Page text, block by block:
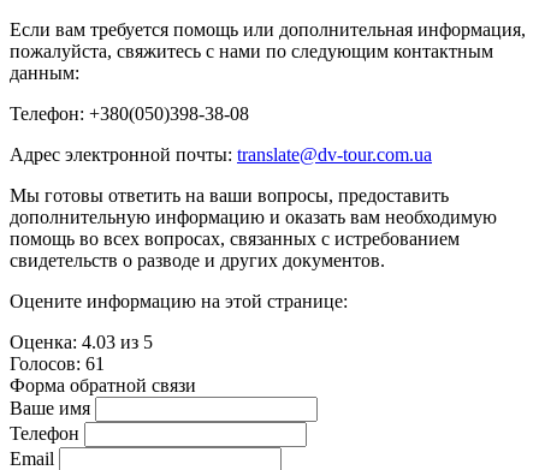
Если вам требуется помощь или дополнительная информация,
пожалуйста, свяжитесь с нами по следующим контактным
данным:
Телефон: +380(050)398-38-08
Адрес электронной почты: translate@dv-tour.com.ua
Мы готовы ответить на ваши вопросы, предоставить
дополнительную информацию и оказать вам необходимую
помощь во всех вопросах, связанных с истребованием
свидетельств о разводе и других документов.
Оцените информацию на этой странице:
Оценка: 4.03 из 5
Голосов: 61
Форма обратной связи
Ваше имя
Телефон
Email